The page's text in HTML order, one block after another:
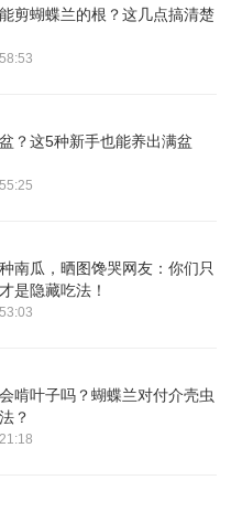
剪蝴蝶兰的根？这几点搞清楚
？这5种新手也能养出满盆
南瓜，晒图馋哭网友：你们只
是隐藏吃法！
啃叶子吗？蝴蝶兰对付介壳虫
？